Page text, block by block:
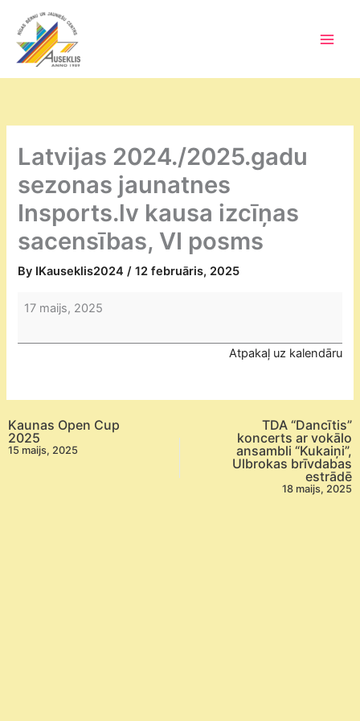
content
Latvijas 2024./2025.gadu
sezonas jaunatnes
Insports.lv kausa izcīņas
sacensības, VI posms
By IKauseklis2024/12 februāris, 2025
Latvijas
sezonas
kausa
sacensības,
VI
17 maijs, 2025
Atpakaļ uz kalendāru
Kaunas Open Cup
2025
15 maijs, 2025
TDA “Dancītis”
koncerts ar vokālo
ansambli “Kukaiņi”,
Ulbrokas brīvdabas
estrādē
18 maijs, 2025